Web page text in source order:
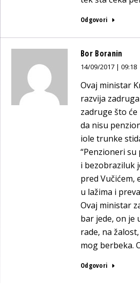
Odgovori
Bor Boranin
14/09/2017 | 09:18
Ovaj ministar
razvija
zadruge što
da nisu
iole trunke
“Penzioneri
i bezobraziluk
pred Vučićem,
u lažima i
Ovaj ministar
bar jede, on je
rade, na
mog berbeka.
Odgovori